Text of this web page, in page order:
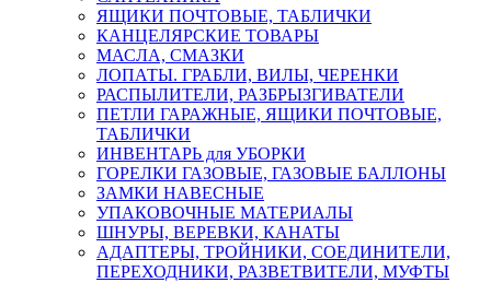
ЯЩИКИ ПОЧТОВЫЕ, ТАБЛИЧКИ
КАНЦЕЛЯРСКИЕ ТОВАРЫ
МАСЛА, СМАЗКИ
ЛОПАТЫ. ГРАБЛИ, ВИЛЫ, ЧЕРЕНКИ
РАСПЫЛИТЕЛИ, РАЗБРЫЗГИВАТЕЛИ
ПЕТЛИ ГАРАЖНЫЕ, ЯЩИКИ ПОЧТОВЫЕ,
ТАБЛИЧКИ
ИНВЕНТАРЬ для УБОРКИ
ГОРЕЛКИ ГАЗОВЫЕ, ГАЗОВЫЕ БАЛЛОНЫ
ЗАМКИ НАВЕСНЫЕ
УПАКОВОЧНЫЕ МАТЕРИАЛЫ
ШНУРЫ, ВЕРЕВКИ, КАНАТЫ
АДАПТЕРЫ, ТРОЙНИКИ, СОЕДИНИТЕЛИ,
ПЕРЕХОДНИКИ, РАЗВЕТВИТЕЛИ, МУФТЫ